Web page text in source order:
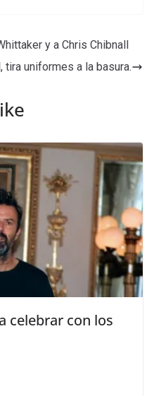
y a Chris Chibnall
tira uniformes a la basura.
celebrar con los